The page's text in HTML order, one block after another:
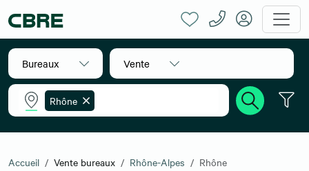
Bureaux Vente
Rhône
Accueil Vente bureaux Rhône-Alpes Rhône